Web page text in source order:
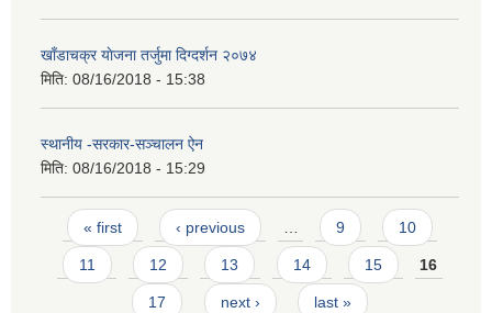
खाँडाचक्र याेजना तर्जुमा दिग्दर्शन २०७४
मिति: 08/16/2018 - 15:38
स्थानीय -सरकार-सञ्चालन ऐन
मिति: 08/16/2018 - 15:29
Pages
« first ‹ previous … 9 10
11 12 13 14 15 16
17 next › last »